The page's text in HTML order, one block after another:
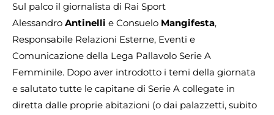
Sul palco il giornalista di Rai Sport
Alessandro Antinelli e Consuelo Mangifesta,
Responsabile Relazioni Esterne, Eventi e
Comunicazione della Lega Pallavolo Serie A
Femminile. Dopo aver introdotto i temi della giornata
e salutato tutte le capitane di Serie A collegate in
diretta dalle proprie abitazioni (o dai palazzetti, subito